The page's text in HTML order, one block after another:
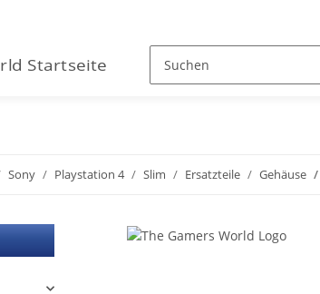
Sony Playstation 4 Slim Ersatzteile Gehäuse